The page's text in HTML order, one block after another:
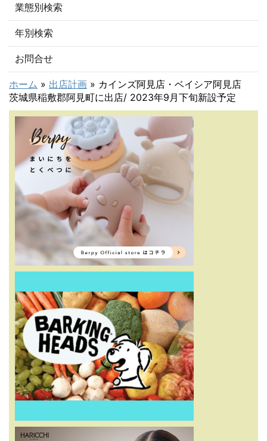
業態別検索
年別検索
お問合せ
ホーム » 出店計画 » カインズ阿見店・ベイシア阿見店
茨城県稲敷郡阿見町に出店/ 2023年9月下旬新設予定